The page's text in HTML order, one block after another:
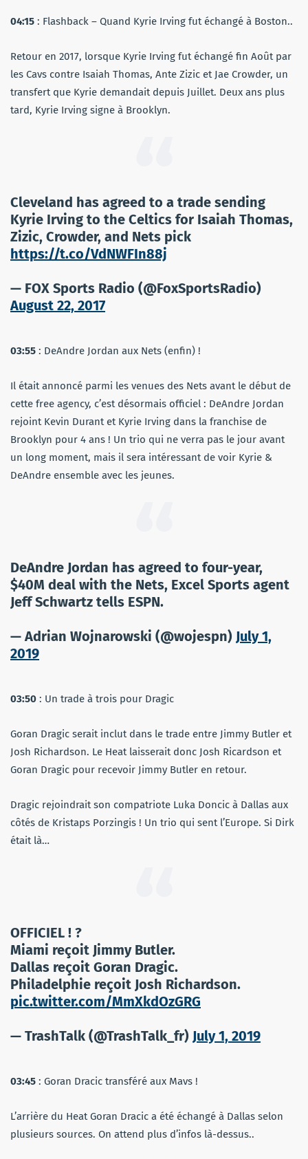
04:15 : Flashback – Quand Kyrie Irving fut échangé à Boston..
Retour en 2017, lorsque Kyrie Irving fut échangé fin Août par
les Cavs contre Isaiah Thomas, Ante Zizic et Jae Crowder, un
transfert que Kyrie demandait depuis Juillet. Deux ans plus
tard, Kyrie Irving signe à Brooklyn.
Cleveland has agreed to a trade sending
Kyrie Irving to the Celtics for Isaiah Thomas,
Zizic, Crowder, and Nets pick
https://t.co/VdNWFIn88j
— FOX Sports Radio (@FoxSportsRadio)
August 22, 2017
03:55 : DeAndre Jordan aux Nets (enfin) !
Il était annoncé parmi les venues des Nets avant le début de
cette free agency, c’est désormais officiel : DeAndre Jordan
rejoint Kevin Durant et Kyrie Irving dans la franchise de
Brooklyn pour 4 ans ! Un trio qui ne verra pas le jour avant
un long moment, mais il sera intéressant de voir Kyrie &
DeAndre ensemble avec les jeunes.
DeAndre Jordan has agreed to four-year,
$40M deal with the Nets, Excel Sports agent
Jeff Schwartz tells ESPN.
— Adrian Wojnarowski (@wojespn) July 1,
2019
03:50 : Un trade à trois pour Dragic
Goran Dragic serait inclut dans le trade entre Jimmy Butler et
Josh Richardson. Le Heat laisserait donc Josh Ricardson et
Goran Dragic pour recevoir Jimmy Butler en retour.
Dragic rejoindrait son compatriote Luka Doncic à Dallas aux
côtés de Kristaps Porzingis ! Un trio qui sent l’Europe. Si Dirk
était là…
OFFICIEL ! ?
Miami reçoit Jimmy Butler.
Dallas reçoit Goran Dragic.
Philadelphie reçoit Josh Richardson.
pic.twitter.com/MmXkdOzGRG
— TrashTalk (@TrashTalk_fr) July 1, 2019
03:45 : Goran Dracic transféré aux Mavs !
L’arrière du Heat Goran Dracic a été échangé à Dallas selon
plusieurs sources. On attend plus d’infos là-dessus..